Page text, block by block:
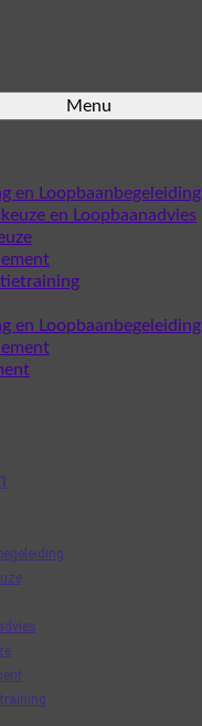
Menu
en Loopbaanbegeleiding
en Loopbaanadvies
en Loopbaanbegeleiding